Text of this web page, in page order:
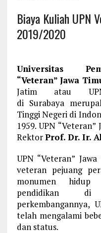
Biaya Kuliah UPN
2019/2020
Universitas
“Veteran” Jawa
Jatim atau
di Surabaya
Tinggi Negeri di
1959. UPN
RektorProf. Dr. Ir.
UPN “Veteran”
veteran pejuang
monumen hidup
pendidikan di
perkembangannya,
telah mengalami
dan status.